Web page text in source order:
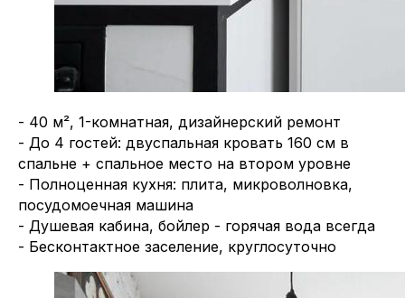
- 40 м², 1-комнатная, дизайнерский ремонт
- До 4 гостей: двуспальная кровать 160 см в
спальне + спальное место на втором уровне
- Полноценная кухня: плита, микроволновка,
посудомоечная машина
- Душевая кабина, бойлер - горячая вода всегда
- Бесконтактное заселение, круглосуточно